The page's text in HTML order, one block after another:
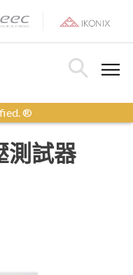
Toggle MenuToggle
®
測試器